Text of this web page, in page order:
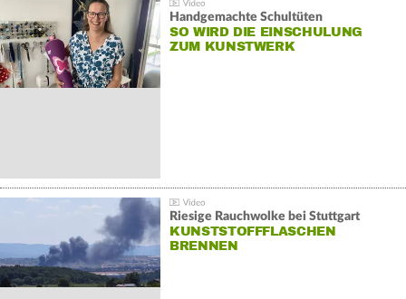
Handgemachte Schultüten
SO WIRD DIE EINSCHULUNG
ZUM KUNSTWERK
Riesige Rauchwolke bei Stuttgart
KUNSTSTOFFFLASCHEN
BRENNEN